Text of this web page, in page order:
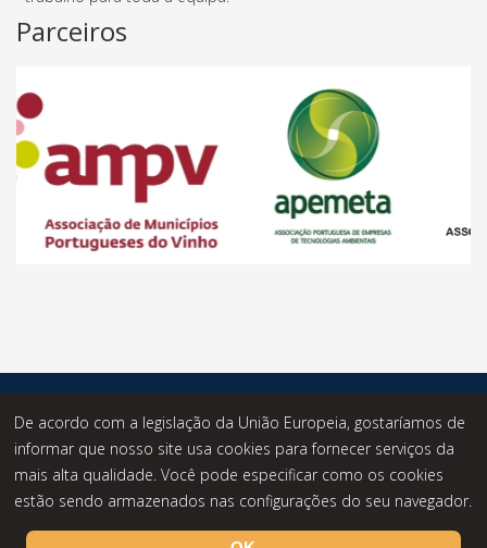
Parceiros
Reservados.
De acordo com a legislação da União Europeia, gostaríamos de
informar que nosso site usa cookies para fornecer serviços da
mais alta qualidade. Você pode especificar como os cookies
estão sendo armazenados nas configurações do seu navegador.